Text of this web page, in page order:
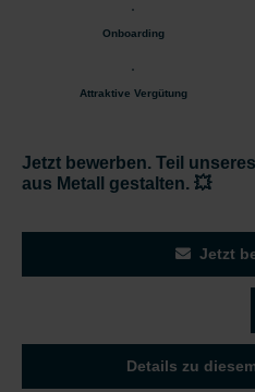
Onboarding
Attraktive Vergütung
Jetzt bewerben. Teil
aus Metall gestalten. 💥
Jetzt
Details zu